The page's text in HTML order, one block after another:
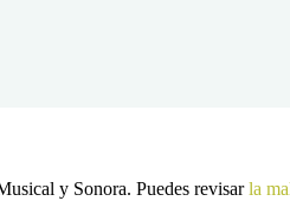
y Sonora. Puedes revisarla